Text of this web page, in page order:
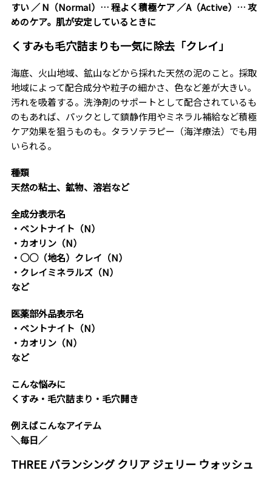
すい ／ N（Normal）… 程よく積極ケア ／A（Active）… 攻
めのケア。肌が安定しているときに
くすみも毛穴詰まりも一気に除去「クレイ」
海底、火山地域、鉱山などから採れた天然の泥のこと。採取
地域によって配合成分や粒子の細かさ、色など差が大きい。
汚れを吸着する。洗浄剤のサポートとして配合されているも
のもあれば、パックとして鎮静作用やミネラル補給など積極
ケア効果を狙うものも。タラソテラピー（海洋療法）でも用
いられる。
種類
天然の粘土、鉱物、溶岩など
全成分表示名
・ベントナイト（N）
・カオリン（N）
・○○（地名）クレイ（N）
・クレイミネラルズ（N）
など
医薬部外品表示名
・ベントナイト（N）
・カオリン（N）
など
こんな悩みに
くすみ・毛穴詰まり・毛穴開き
例えばこんなアイテム
＼毎日／
THREE バランシング クリア ジェリー ウォッシュ